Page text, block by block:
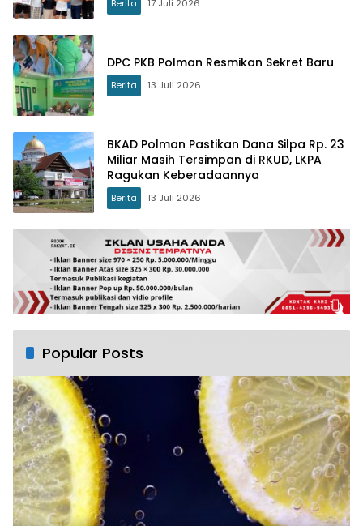
Berita 17 Juli 2026
DPC PKB Polman Resmikan Sekret Baru
Berita 13 Juli 2026
BKAD Polman Pastikan Dana Silpa Rp. 23
Miliar Masih Tersimpan di RKUD, LKPA
Ragukan Keberadaannya
Berita 13 Juli 2026
Popular Posts